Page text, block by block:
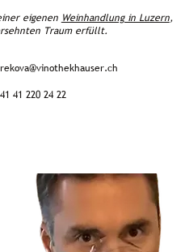
eigenen Weinhandlung in Luzern,
Traum erfüllt.
41 220 24 22